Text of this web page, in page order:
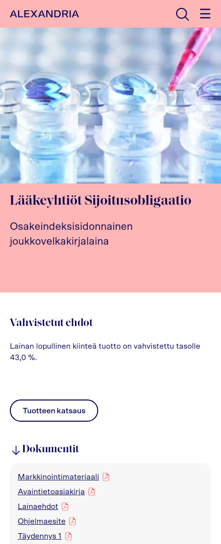
Etusivulle Avaa haku
Lääkeyhtiöt Sijoitusobligaatio
Osakeindeksisidonnainen
joukkovelkakirjalaina
Vahvistetut ehdot
Lainan lopullinen kiinteä tuotto on vahvistettu tasolle
43,0 %.
Tuotteen katsaus
pdf
Dokumentit
Markkinointimateriaali
pdf
Avaintietoasiakirja
pdf
Lainaehdot
pdf
Ohjelmaesite
pdf
Täydennys 1
pdf